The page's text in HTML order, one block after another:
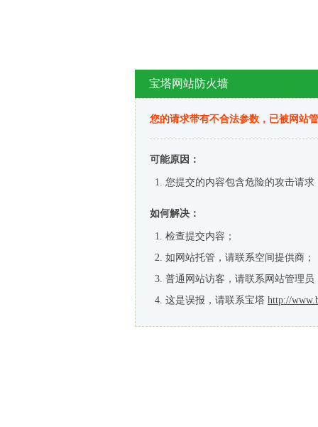
宝塔网站防火墙
您的请求带有不合法参数，已被网站
可能原因：
您提交的内容包含危险的攻击请求
如何解决：
检查提交内容；
如网站托管，请联系空间提供商；
普通网站访客，请联系网站管理员
这是误报，请联系宝塔 http://